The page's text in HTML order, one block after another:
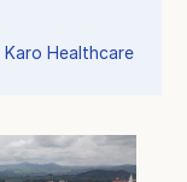
Healthcare